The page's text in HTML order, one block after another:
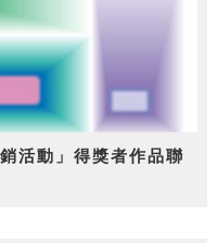
活動」得獎者作品聯